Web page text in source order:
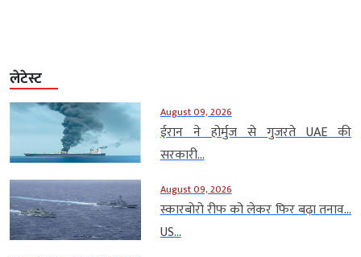
लेटेस्ट
August 09, 2026
ईरान ने होर्मुज से गुजरते UAE की
सरकारी...
August 09, 2026
स्कारबोरो रीफ को लेकर फिर बढ़ा तनाव…
US...